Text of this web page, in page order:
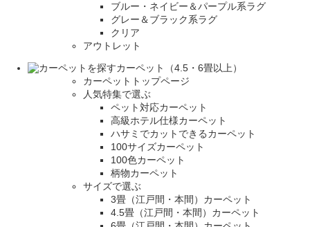
ブルー・ネイビー＆パープル系ラグ
グレー＆ブラック系ラグ
クリア
アウトレット
カーペット（4.5・6畳以上）
カーペットトップページ
人気特集で選ぶ
ペット対応カーペット
高級ホテル仕様カーペット
ハサミでカットできるカーペット
100サイズカーペット
100色カーペット
柄物カーペット
サイズで選ぶ
3畳（江戸間・本間）カーペット
4.5畳（江戸間・本間）カーペット